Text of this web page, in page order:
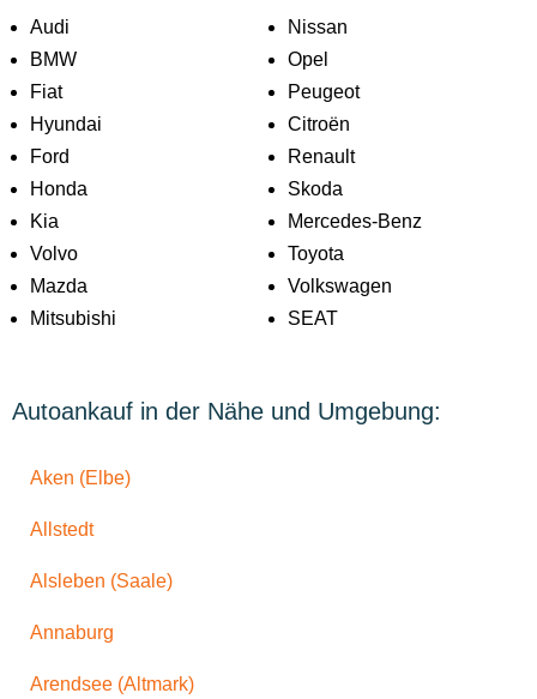
Audi
BMW
Fiat
Hyundai
Ford
Honda
Kia
Volvo
Mazda
Mitsubishi
Nissan
Opel
Peugeot
Citroën
Renault
Skoda
Mercedes-Benz
Toyota
Volkswagen
SEAT
Autoankauf in der Nähe und Umgebung:
Aken (Elbe)
Allstedt
Alsleben (Saale)
Annaburg
Arendsee (Altmark)